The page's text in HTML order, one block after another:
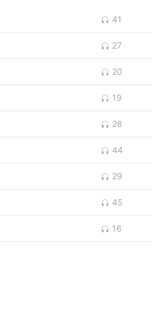
41
27
20
19
28
44
29
45
16